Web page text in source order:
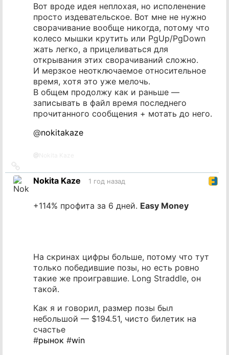
Вот вроде идея неплохая, но исполенение
просто издевательское. Вот мне не нужно
сворачивание вообще никогда, потому что
колесо мышки крутить или PgUp/PgDown
жать легко, а прицеливаться для
открывания этих сворачиваний сложно.
И мерзкое неотключаемое относительное
время, хотя это уже мелочь.
В общем продолжу как и раньше —
записывать в файл время последнего
прочитанного сообщения + мотать до него.
@nokitakaze
@
на
источник
Nokita Kaze 1 год назад
+114% профита за 6 дней. Easy Money
На скринах цифры больше, потому что тут
только победившие позы, но есть ровно
такие же проигравшие. Long Straddle, он
такой.
Как я и говорил, размер позы был
небольшой — $194.51, чисто билетик на
счастье
#рынок #win